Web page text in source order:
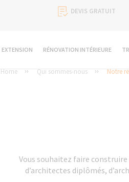
DEVIS GRATUIT
EXTENSION RÉNOVATION INTÉRIEURE
Home Qui sommes-nous Notre
Vous souhaitez faire
d’architectes diplômés,